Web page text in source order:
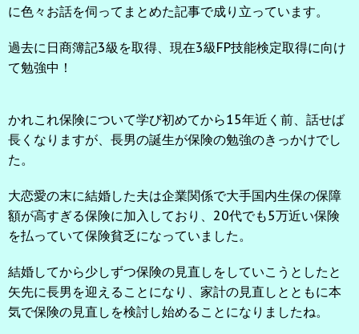
に色々お話を伺ってまとめた記事で成り立っています。
過去に日商簿記3級を取得、現在3級FP技能検定取得に向け
て勉強中！
かれこれ保険について学び初めてから15年近く前、話せば
長くなりますが、長男の誕生が保険の勉強のきっかけでし
た。
大恋愛の末に結婚した夫は企業関係で大手国内生保の保障
額が高すぎる保険に加入しており、20代でも5万近い保険
を払っていて保険貧乏になっていました。
結婚してから少しずつ保険の見直しをしていこうとしたと
矢先に長男を迎えることになり、家計の見直しとともに本
気で保険の見直しを検討し始めることになりましたね。